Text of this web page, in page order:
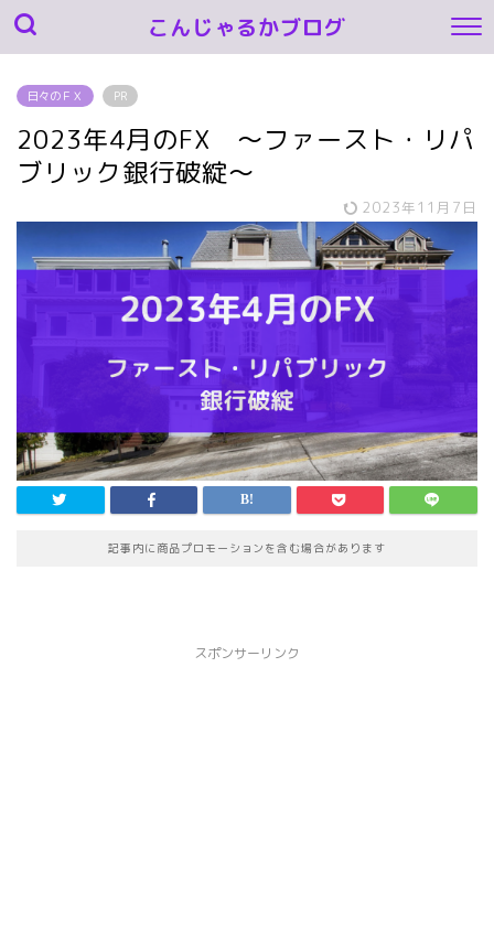
こんじゃるかブログ
日々のＦＸ PR
2023年4月のFX ～ファースト・リパ
ブリック銀行破綻～
2023年11月7日
記事内に商品プロモーションを含む場合があります
スポンサーリンク